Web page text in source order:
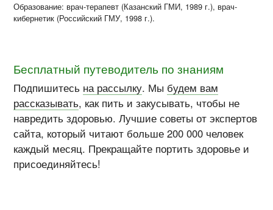
Образование: врач-терапевт (Казанский ГМИ, 1989 г.), врач-
кибернетик (Российский ГМУ, 1998 г.).
Бесплатный путеводитель по знаниям
Подпишитесь на рассылку. Мы будем вам
рассказывать, как пить и закусывать, чтобы не
навредить здоровью. Лучшие советы от экспертов
сайта, который читают больше 200 000 человек
каждый месяц. Прекращайте портить здоровье и
присоединяйтесь!